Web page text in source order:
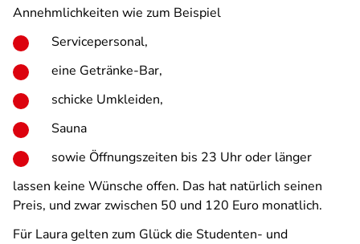
Annehmlichkeiten wie zum Beispiel
Servicepersonal,
eine Getränke-Bar,
schicke Umkleiden,
Sauna
sowie Öffnungszeiten bis 23 Uhr oder länger
lassen keine Wünsche offen. Das hat natürlich seinen
Preis, und zwar zwischen 50 und 120 Euro monatlich.
Für Laura gelten zum Glück die Studenten- und